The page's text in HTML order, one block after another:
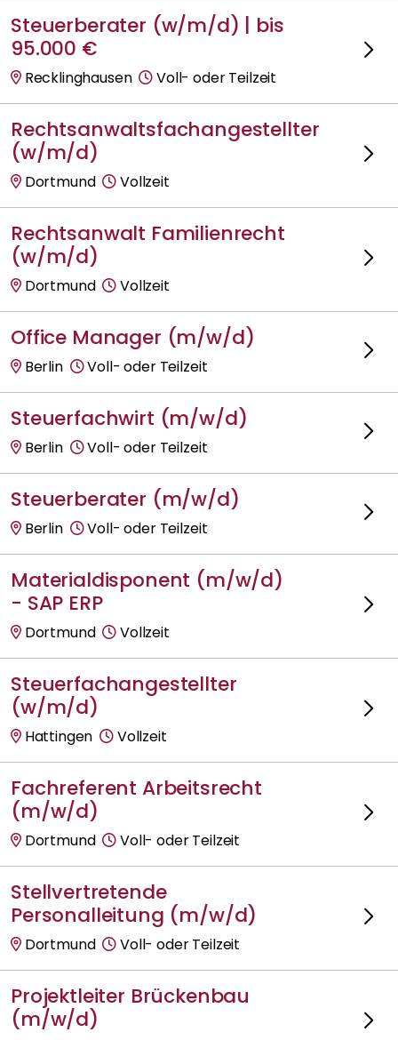
Steuerberater (w/m/d) | bis
95.000 €
Recklinghausen Voll- oder Teilzeit
Rechtsanwaltsfachangestellter
(w/m/d)
Dortmund Vollzeit
Rechtsanwalt Familienrecht
(w/m/d)
Dortmund Vollzeit
Office Manager (m/w/d)
Berlin Voll- oder Teilzeit
Steuerfachwirt (m/w/d)
Berlin Voll- oder Teilzeit
Steuerberater (m/w/d)
Berlin Voll- oder Teilzeit
Materialdisponent (m/w/d)
- SAP ERP
Dortmund Vollzeit
Steuerfachangestellter
(w/m/d)
Hattingen Vollzeit
Fachreferent Arbeitsrecht
(m/w/d)
Dortmund Voll- oder Teilzeit
Stellvertretende
Personalleitung (m/w/d)
Dortmund Voll- oder Teilzeit
Projektleiter Brückenbau
(m/w/d)